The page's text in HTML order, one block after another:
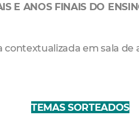
E ANOS FINAIS DO
contextualizada em sala
TEMAS SORTEADOS